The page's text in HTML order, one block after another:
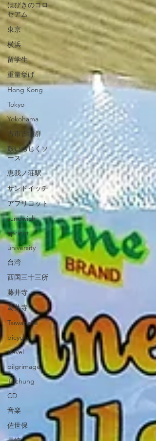
はびきのコロ
セアム
東京
横浜
留学生
重量挙げ
Hong Kong
Tokyo
Yokohama
古市古墳群
鼓いちじくソ
ース
恵我ノ荘駅
サンドイッチ
アプリコット
sandwich
apricot
university
台湾
西国三十三所
藤井寺
葛井寺
Taiwanese
bicycle
travel
pilgrimage
Taichung
CD
音楽
佐世保